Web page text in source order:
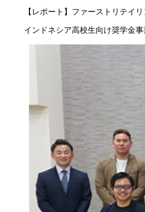
【レポート】ファーストリテ
インドネシア高校生向け奨学金